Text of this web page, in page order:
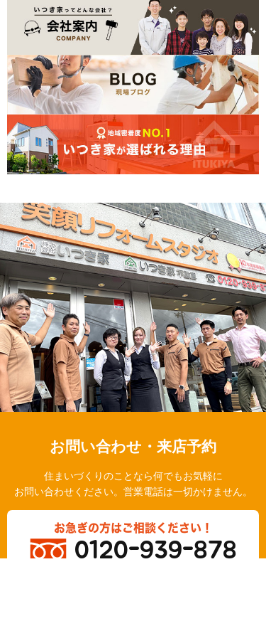
お問い合わせ・来店予約
住まいづくりのことなら何でもお気軽に
お問い合わせください。営業電話は一切かけません。
お急ぎの方はご相談ください！
0120-939-878